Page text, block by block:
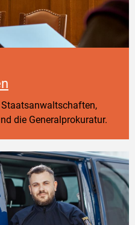
die Generalprokuratur.